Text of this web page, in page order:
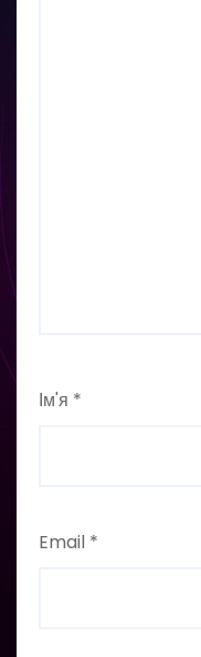
Ім'я *
Email *